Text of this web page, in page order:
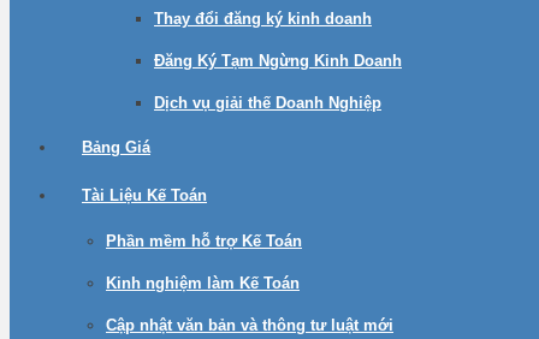
Thay đổi đăng ký kinh doanh
Đăng Ký Tạm Ngừng Kinh Doanh
Dịch vụ giải thế Doanh Nghiệp
Bảng Giá
Tài Liệu Kế Toán
Phần mềm hỗ trợ Kế Toán
Kinh nghiệm làm Kế Toán
Cập nhật văn bản và thông tư luật mới